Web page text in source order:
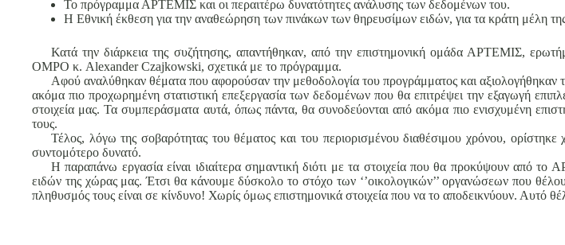
Το πρόγραμμα ΑΡΤΕΜΙΣ και οι περαιτέρω δυνατότητες ανάλυσης των δεδομένων του.
Η Εθνική έκθεση για την αναθεώρηση των πινάκων των θηρευσίμων ειδών, για τα κράτη μέλη
Κατά την διάρκεια της συζήτησης, απαντήθηκαν, από την επιστημονική ομάδα ΑΡΤΕΜΙΣ,
OMPO κ. Alexander Czajkowski, σχετικά με το πρόγραμμα.
Αφού αναλύθηκαν θέματα που αφορούσαν την μεθοδολογία του προγράμματος και αξιολογήθηκαν
ακόμα πιο προχωρημένη στατιστική επεξεργασία των δεδομένων που θα επιτρέψει την εξαγωγή
στοιχεία μας. Τα συμπεράσματα αυτά, όπως πάντα, θα συνοδεύονται από ακόμα πιο ενισχυμένη
τους.
Τέλος, λόγω της σοβαρότητας του θέματος και του περιορισμένου διαθέσιμου χρόνου,
συντομότερο δυνατό.
Η παραπάνω εργασία είναι ιδιαίτερα σημαντική διότι με τα στοιχεία που θα προκύψουν από
ειδών της χώρας μας. Έτσι θα κάνουμε δύσκολο το στόχο των ‘’οικολογικών’’ οργανώσεων που
πληθυσμός τους είναι σε κίνδυνο! Χωρίς όμως επιστημονικά στοιχεία που να το αποδεικνύουν. Αυτό